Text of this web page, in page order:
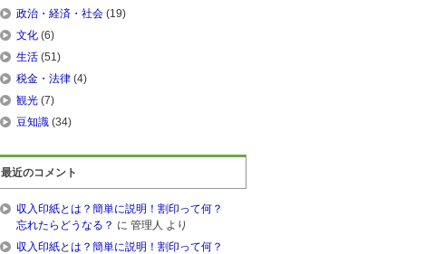
政治・経済・社会(19)
文化(6)
生活(51)
税金・法律(4)
観光(7)
豆知識(34)
最近のコメント
収入印紙とは？簡単に説明！割印って何？
忘れたらどうなる？ に 管理人 より
収入印紙とは？簡単に説明！割印って何？